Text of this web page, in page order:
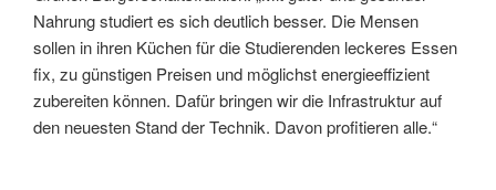
Nahrung studiert es sich deutlich besser. Die Mensen
sollen in ihren Küchen für die Studierenden leckeres Essen
fix, zu günstigen Preisen und möglichst energieeffizient
zubereiten können. Dafür bringen wir die Infrastruktur auf
den neuesten Stand der Technik. Davon profitieren alle.“